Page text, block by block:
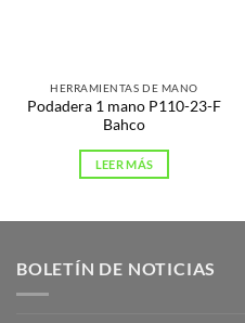
HERRAMIENTAS DE MANO
Podadera 1 mano P110-23-F
Bahco
LEER MÁS
BOLETÍN DE NOTICIAS